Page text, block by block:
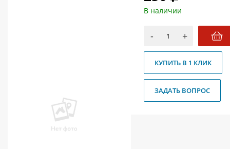
Политика конфиденциальности
В наличии
- +
КУПИТЬ В 1 КЛИК
ЗАДАТЬ ВОПРОС